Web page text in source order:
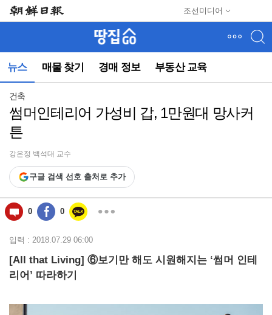
조선미디어
뉴스 매물 찾기 경매 정보 부동산 교육
뉴
(컨
동)
건축
썸머인테리어 가성비 갑, 1만원대 망사커
튼
강은정 백석대 교수
구글 검색 선호 출처로 추가
0 0
입력 : 2018.07.29 06:00
[All that Living] ⑥보기만 해도 시원해지는 ‘썸머 인테
리어’ 따라하기